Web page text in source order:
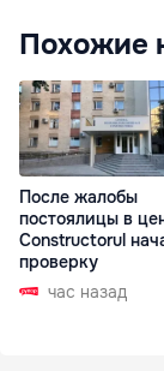
Похожие
После жалобы
постоялицы в
Constructorul
проверку
час назад